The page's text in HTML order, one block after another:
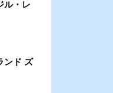
ル・レ
ンド ズ